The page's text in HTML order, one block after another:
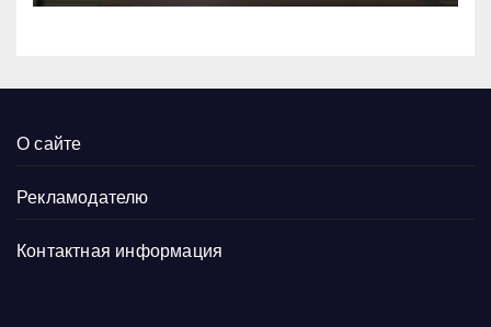
О сайте
Рекламодателю
Контактная информация